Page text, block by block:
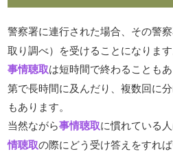
警察署に連行された場合、その警
取り調べ）を受けることになります
事情聴取は短時間で終わることも
第で長時間に及んだり、複数回に
もあります。
当然ながら事情聴取に慣れている
情聴取の際にどう受け答えをすれ